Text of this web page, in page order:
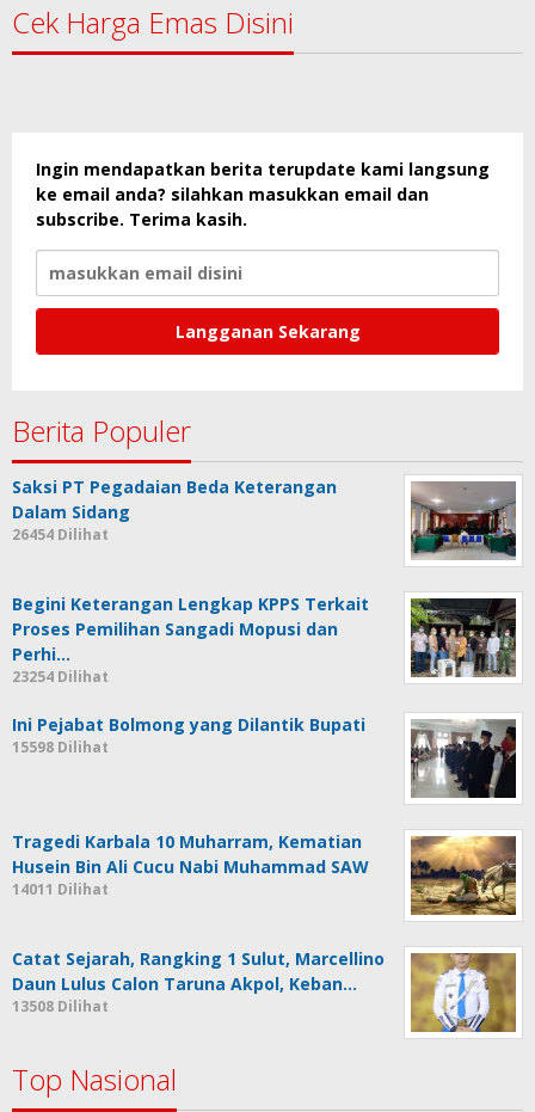
Cek Harga Emas Disini
Ingin mendapatkan berita terupdate kami langsung
ke email anda? silahkan masukkan email dan
subscribe. Terima kasih.
Berita Populer
Saksi PT Pegadaian Beda Keterangan
Dalam Sidang
26454 Dilihat
Begini Keterangan Lengkap KPPS Terkait
Proses Pemilihan Sangadi Mopusi dan
Perhi…
23254 Dilihat
Ini Pejabat Bolmong yang Dilantik Bupati
15598 Dilihat
Tragedi Karbala 10 Muharram, Kematian
Husein Bin Ali Cucu Nabi Muhammad SAW
14011 Dilihat
Catat Sejarah, Rangking 1 Sulut, Marcellino
Daun Lulus Calon Taruna Akpol, Keban…
13508 Dilihat
Top Nasional